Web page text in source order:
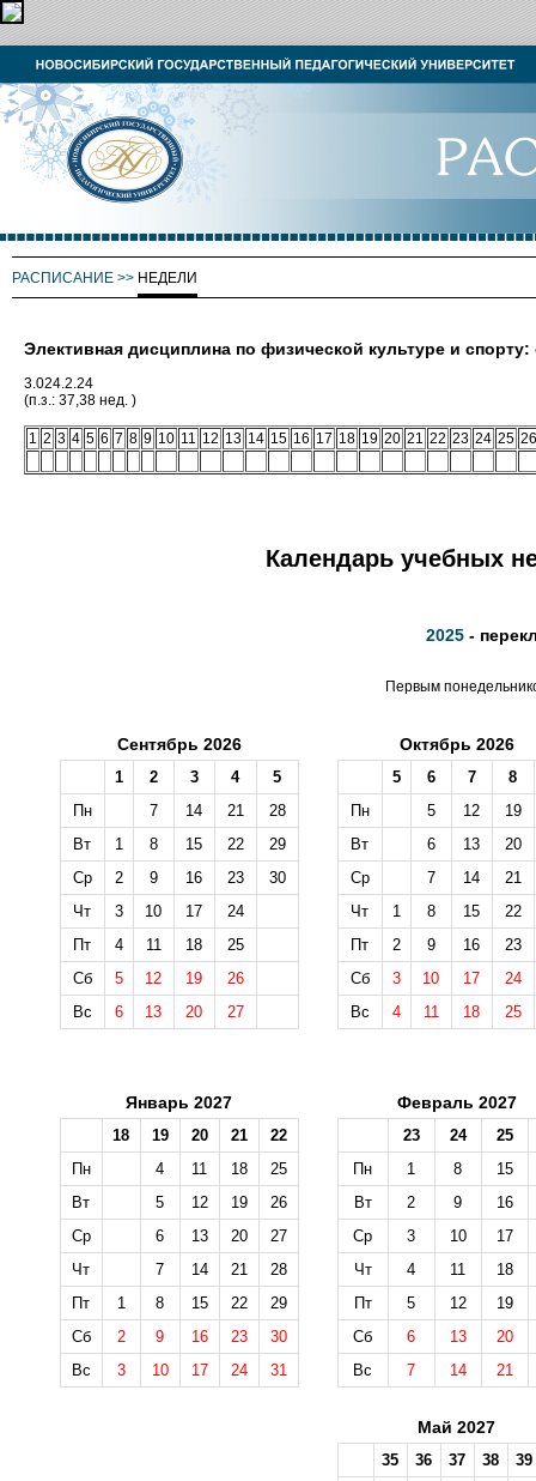
РАСПИСАНИЕ >> НЕДЕЛИ
Элективная дисциплина по физической культуре и
3.024.2.24
(п.з.: 37,38 нед. )
1 2 3 4 5 6 7 8 9 10 11 12 13 14 15 16 17 18 19 20 21 22 23 24 25 26
Календарь учебных
2025 -
Первым
Сентябрь 2026
1 2 3 4
5
Пн
7 14 21
28
Вт
1 8 15 22
29
Ср
2 9 16 23
30
Чт
3 10 17
24
Пт
4 11 18
25
Сб
5 12 19
26
Вс
6 13 20 27
Октябрь 2026
5 6 7
8
Пн
5 12
19
Вт
6 13
20
Ср
7 14
21
Чт
1 8 15
22
Пт
2 9 16
23
Сб
3 10 17
24
Вс
4 11 18 25
Январь 2027
18 19 20 21
22
Пн
4 11 18
25
Вт
5 12 19
26
Ср
6 13 20
27
Чт
7 14 21
28
Пт
1 8 15 22
29
Сб
2 9 16 23
30
Вс
3 10 17 24 31
Февраль 2027
23 24
25
Пн
1 8
15
Вт
2 9
16
Ср
3 10
17
Чт
4 11
18
Пт
5 12
19
Сб
6 13
20
Вс
7 14 21
Май 2027
35 36 37 38
39